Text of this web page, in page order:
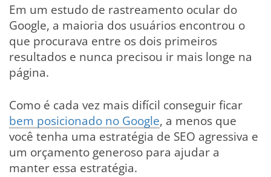
Em um estudo de rastreamento ocular do
Google, a maioria dos usuários encontrou o
que procurava entre os dois primeiros
resultados e nunca precisou ir mais longe na
página.
Como é cada vez mais difícil conseguir ficar
bem posicionado no Google, a menos que
você tenha uma estratégia de SEO agressiva e
um orçamento generoso para ajudar a
manter essa estratégia.